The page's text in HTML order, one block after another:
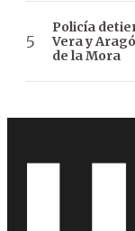
Policía
Vera y
de la Mora